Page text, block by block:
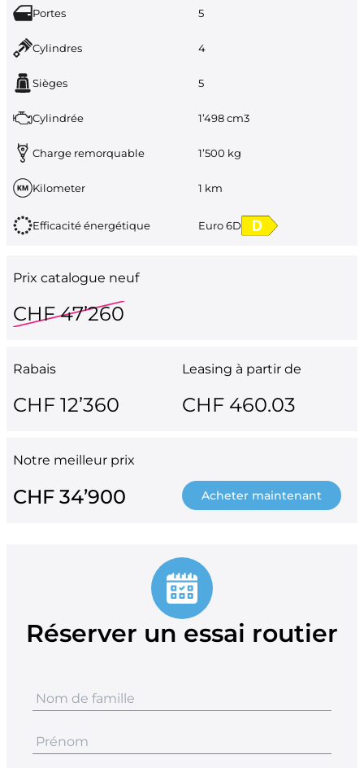
Portes 5
Cylindres 4
Sièges 5
Cylindrée 1’498 cm3
Charge remorquable 1’500 kg
Kilometer 1 km
Efficacité énergétique Euro 6D
Prix catalogue neuf
CHF 47’260
Rabais
CHF 12’360
Leasing à partir de
CHF 460.03
Notre meilleur prix
CHF 34’900 Acheter maintenant
Réserver un essai routier